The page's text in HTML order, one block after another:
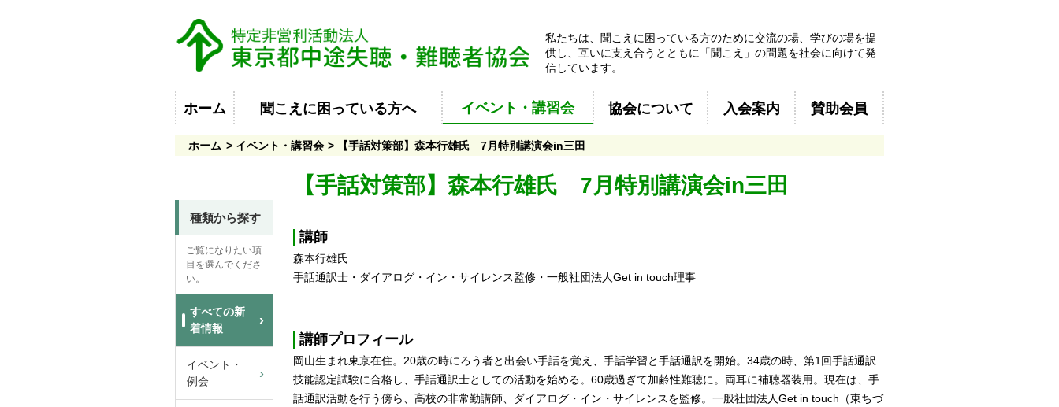
私たちは、聞こえに困っている方のために交流の場、学びの場を提
供し、互いに支え合うとともに「聞こえ」の問題を社会に向けて発
信しています。
ホーム 聞こえに困っている方へ イベント・講習会 協会について 入会案内 賛助会員
ホーム イベント・講習会 【手話対策部】森本行雄氏 7月特別講演会in三田
【手話対策部】森本行雄氏 7月特別講演会in三田
講師
森本行雄氏
手話通訳士・ダイアログ・イン・サイレンス監修・一般社団法人Get in touch理事
講師プロフィール
岡山生まれ東京在住。20歳の時にろう者と出会い手話を覚え、手話学習と手話通訳を開始。34歳の時、第1回手話通訳
技能認定試験に合格し、手話通訳士としての活動を始める。60歳過ぎて加齢性難聴に。両耳に補聴器装用。現在は、手
話通訳活動を行う傍ら、高校の非常勤講師、ダイアログ・イン・サイレンスを監修。一般社団法人Get in touch（東ちづ
種類から探す
ご覧になりたい項
目を選んでくださ
い。
すべての新
着情報
イベント・
例会